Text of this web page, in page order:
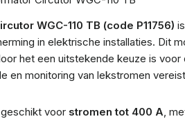
WGC-110 TB (code P11756)
in elektrische installaties. Dit
het een uitstekende keuze is voor
en monitoring van lekstromen
voor stromen tot 400 A,